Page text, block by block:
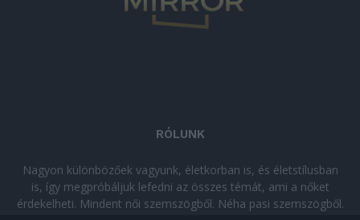
RÓLUNK
Nagyon különbözőek vagyunk, életkorban is, és életstílusban
is, így megpróbáljuk lefedni az összes témát, ami a nőket
érdekelheti. Mindent női szemszögből. Néha pasi szemszögből.